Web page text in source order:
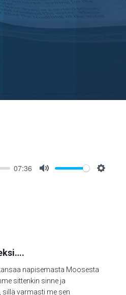
07:36
napisemasta Moosesta
sittenkin sinne ja
varmasti me sen